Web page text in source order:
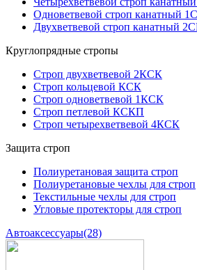
Одноветвевой строп канатный
Двухветвевой строп канатный
Круглопрядные стропы
Строп двухветвевой 2КСК
Строп кольцевой КСК
Строп одноветвевой 1КСК
Строп петлевой КСКП
Строп четырехветвевой 4КСК
Защита строп
Полиуретановая защита строп
Полиуретановые чехлы для строп
Текстильные чехлы для строп
Угловые протекторы для строп
Автоаксессуары(28)